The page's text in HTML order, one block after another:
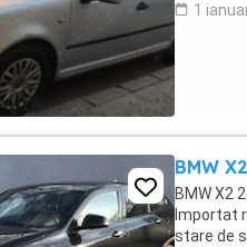
1
BMW
BMW X2
Importat
stare de